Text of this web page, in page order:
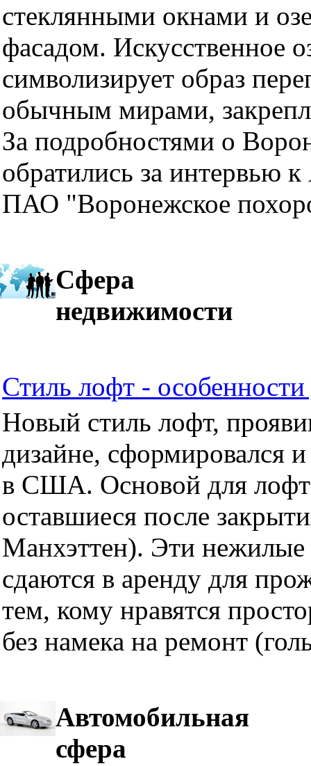
стеклянными окнами и
фасадом. Искусственное
символизирует образ
обычным мирами,
За подробностями о
обратились за интервью
ПАО "Воронежское
Сфера
недвижимости
Стиль лофт -
Новый стиль лофт,
дизайне, сформировался
в США. Основой для
оставшиеся после
Манхэттен). Эти нежилые
сдаются в аренду для
тем, кому нравятся
без намека на ремонт
Автомобильная
сфера